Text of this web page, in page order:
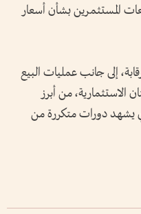
المستثمرين بشأن أسعار
إلى جانب عمليات البيع
الاستثمارية، من أبرز
يشهد دورات متكررة من